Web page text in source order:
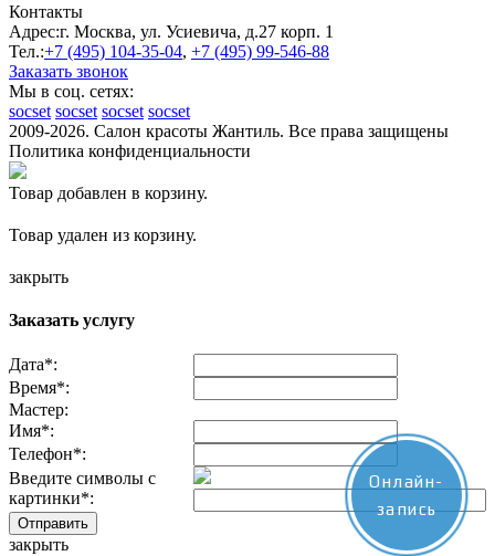
Контакты
Адрес:г. Москва, ул. Усиевича, д.27 корп. 1
Тел.:+7 (495) 104-35-04, +7 (495) 99-546-88
Заказать звонок
Мы в соц. сетях:
socset socset socset socset
2009-2026. Салон красоты Жантиль. Все права защищены
Политика конфиденциальности
Товар добавлен в корзину.
Товар удален из корзину.
закрыть
Заказать услугу
Дата*:
Время*:
Мастер:
Имя*:
Телефон*:
Введите символы с
картинки*:
закрыть
Онлайн-
запись